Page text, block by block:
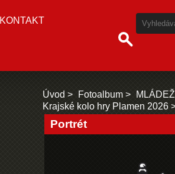
KONTAKT
Úvod Fotoalbum MLÁDEŽ
Krajské kolo hry Plamen 2026
Portrét